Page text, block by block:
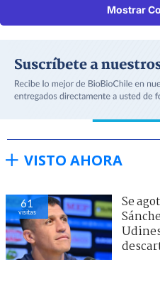
Mostrar
VISTO AHORA
61
visitas
Se